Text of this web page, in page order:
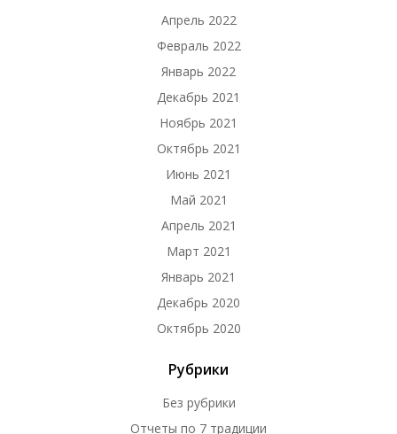
Апрель 2022
Февраль 2022
Январь 2022
Декабрь 2021
Ноябрь 2021
Октябрь 2021
Июнь 2021
Май 2021
Апрель 2021
Март 2021
Январь 2021
Декабрь 2020
Октябрь 2020
Рубрики
Без рубрики
Отчеты по 7 традиции